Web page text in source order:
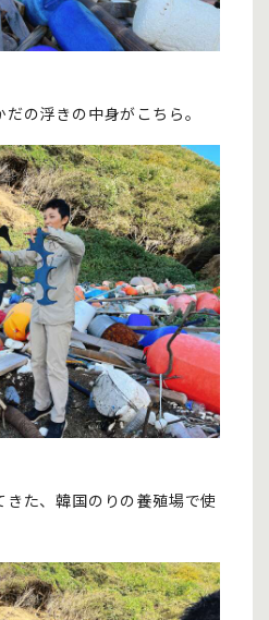
の浮きの中身がこちら。
きた、韓国のりの養殖場で使